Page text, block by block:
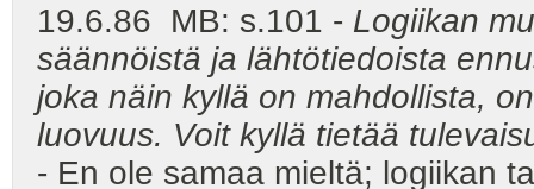
19.6.86 MB: s.101 - Logiikan
säännöistä ja lähtötiedoista
joka näin kyllä on mahdollista,
luovuus. Voit kyllä tietää
- En ole samaa mieltä; logiikan